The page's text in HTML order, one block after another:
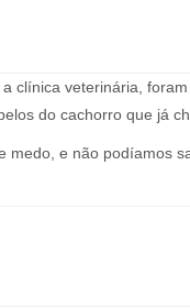
clínica veterinária,
do cachorro que já
medo, e não podíamos